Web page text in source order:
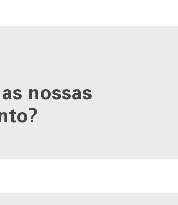
nossas